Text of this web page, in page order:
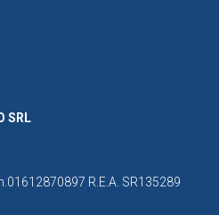
SRL
R.E.A. SR135289